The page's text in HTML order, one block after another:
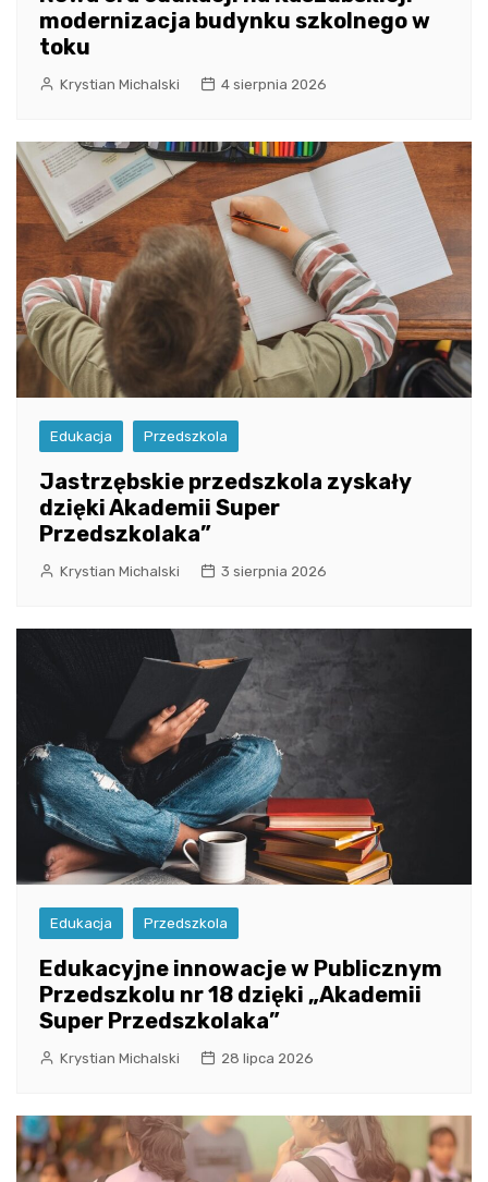
modernizacja budynku szkolnego w
toku
Krystian Michalski 4 sierpnia 2026
Edukacja Przedszkola
Jastrzębskie przedszkola zyskały
dzięki Akademii Super
Przedszkolaka”
Krystian Michalski 3 sierpnia 2026
Edukacja Przedszkola
Edukacyjne innowacje w Publicznym
Przedszkolu nr 18 dzięki „Akademii
Super Przedszkolaka”
Krystian Michalski 28 lipca 2026